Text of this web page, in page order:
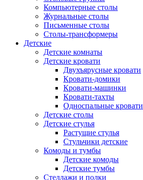
Компьютерные столы
Журнальные столы
Письменные столы
Столы-трансформеры
Детские
Детские комнаты
Детские кровати
Двухъярусные кровати
Кровати-домики
Кровати-машинки
Кровати-тахты
Односпальные кровати
Детские столы
Детские стулья
Растущие стулья
Стульчики детские
Комоды и тумбы
Детские комоды
Детские тумбы
Стеллажи и полки